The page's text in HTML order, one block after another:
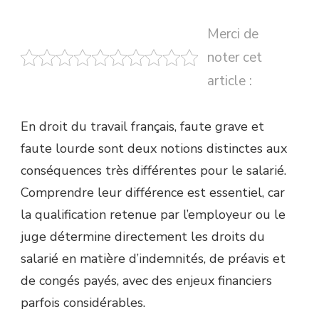
Merci de
noter cet
article :
En droit du travail français, faute grave et
faute lourde sont deux notions distinctes aux
conséquences très différentes pour le salarié.
Comprendre leur différence est essentiel, car
la qualification retenue par l’employeur ou le
juge détermine directement les droits du
salarié en matière d’indemnités, de préavis et
de congés payés, avec des enjeux financiers
parfois considérables.